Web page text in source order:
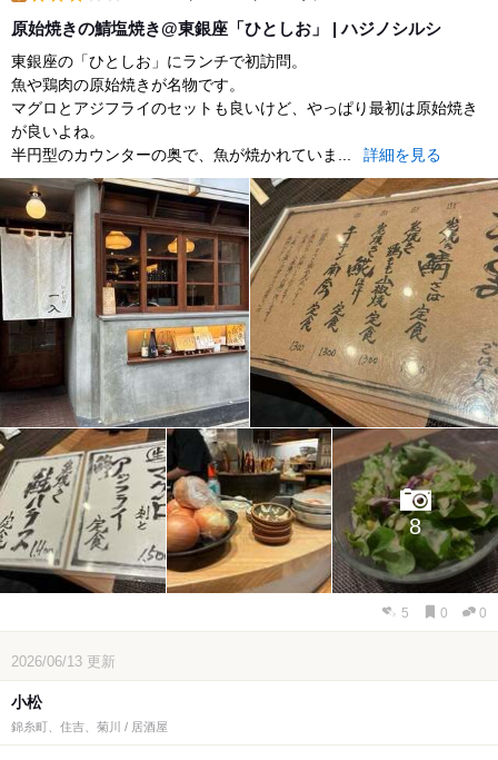
原始焼きの鯖塩焼き@東銀座「ひとしお」 | ハジノシルシ
東銀座の「ひとしお」にランチで初訪問。
魚や鶏肉の原始焼きが名物です。
マグロとアジフライのセットも良いけど、やっぱり最初は原始焼き
が良いよね。
半円型のカウンターの奥で、魚が焼かれていま...
詳細を見る
8
5 0 0
2026/06/13 更新
小松
錦糸町、住吉、菊川 / 居酒屋